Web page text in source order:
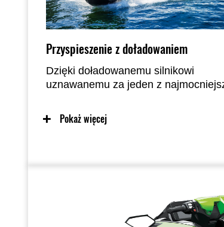
Przyspieszenie z doładowaniem
Dzięki doładowanemu silnikowi
uznawanemu za jeden z
potrzeby wyścigów kadłubowi,
za prowadzenie i precyzję zarówno na
Pokaż więcej